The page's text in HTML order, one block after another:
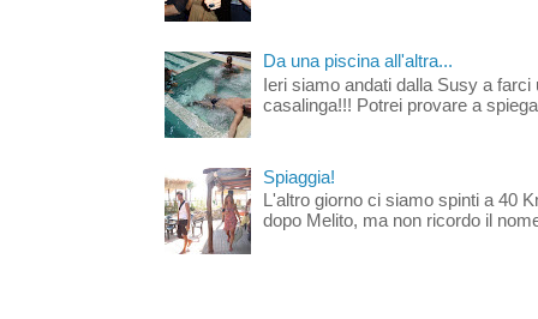
Da una piscina all'altra...
Ieri siamo andati dalla Susy a
casalinga!!! Potrei provare a
Spiaggia!
L'altro giorno ci siamo spinti a 40
dopo Melito, ma non ricordo il